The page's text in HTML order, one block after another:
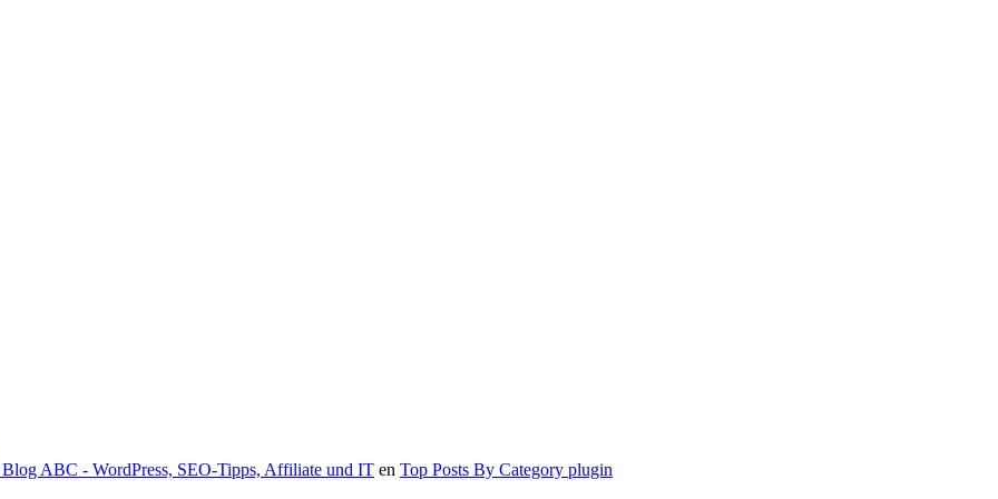
Blog ABC - WordPress, SEO-Tipps, Affiliate und IT en Top Posts By Category plugin